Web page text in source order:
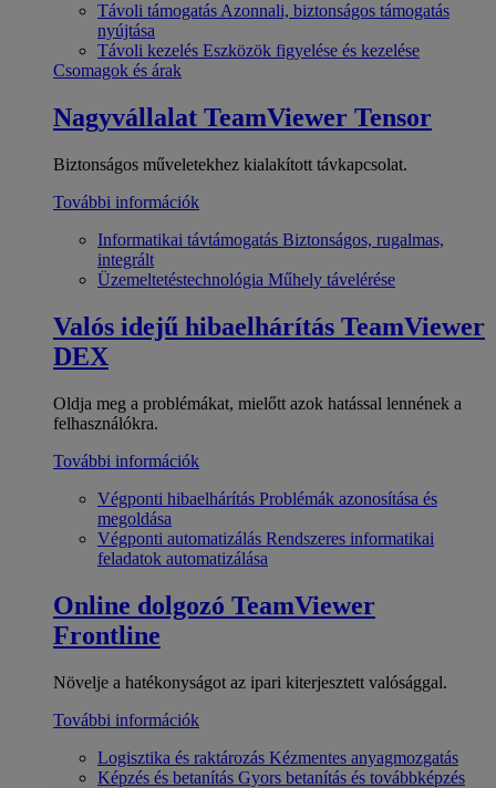
Távoli támogatás Azonnali, biztonságos támogatás
nyújtása
Távoli kezelés Eszközök figyelése és kezelése
Csomagok és árak
Nagyvállalat TeamViewer Tensor
Biztonságos műveletekhez kialakított távkapcsolat.
További információk
Informatikai távtámogatás Biztonságos, rugalmas,
integrált
Üzemeltetéstechnológia Műhely távelérése
Valós idejű hibaelhárítás TeamViewer
DEX
Oldja meg a problémákat, mielőtt azok hatással lennének a
felhasználókra.
További információk
Végponti hibaelhárítás Problémák azonosítása és
megoldása
Végponti automatizálás Rendszeres informatikai
feladatok automatizálása
Online dolgozó TeamViewer
Frontline
Növelje a hatékonyságot az ipari kiterjesztett valósággal.
További információk
Logisztika és raktározás Kézmentes anyagmozgatás
Képzés és betanítás Gyors betanítás és továbbképzés